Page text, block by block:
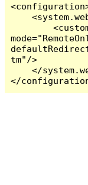
    <system.web>
        <customErrors
tm"/>
    </system.web>
</